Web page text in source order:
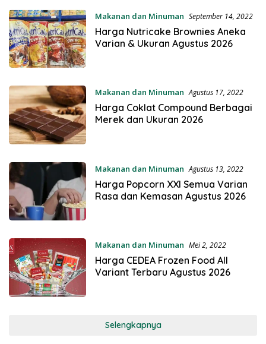
Makanan dan Minuman September 14, 2022
Harga Nutricake Brownies Aneka
Varian & Ukuran Agustus 2026
Makanan dan Minuman Agustus 17, 2022
Harga Coklat Compound Berbagai
Merek dan Ukuran 2026
Makanan dan Minuman Agustus 13, 2022
Harga Popcorn XXI Semua Varian
Rasa dan Kemasan Agustus 2026
Makanan dan Minuman Mei 2, 2022
Harga CEDEA Frozen Food All
Variant Terbaru Agustus 2026
Selengkapnya